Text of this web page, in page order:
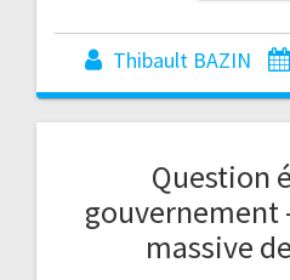
Thibault BAZIN
Question
gouvernement
massive